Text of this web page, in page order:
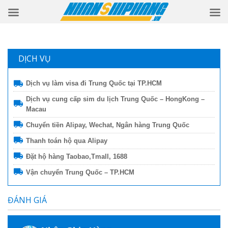
DỊCH VỤ
Dịch vụ làm visa đi Trung Quốc tại TP.HCM
Dịch vụ cung cấp sim du lịch Trung Quốc – HongKong –
Macau
Chuyển tiền Alipay, Wechat, Ngân hàng Trung Quốc
Thanh toán hộ qua Alipay
Đặt hộ hàng Taobao,Tmall, 1688
Vận chuyển Trung Quốc – TP.HCM
ĐÁNH GIÁ